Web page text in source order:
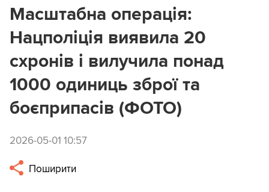
Масштабна операція:
Нацполіція виявила 20
схронів і вилучила понад
1000 одиниць зброї та
боєприпасів (ФОТО)
2026-05-01 10:57
Поширити